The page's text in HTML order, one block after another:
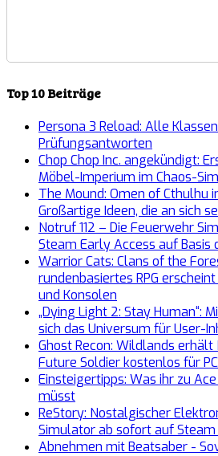
Top 10 Beiträge
Persona 3 Reload: Alle
Prüfungsantworten
Chop Chop Inc. angekündigt:
Möbel-Imperium im Chaos-
The Mound: Omen of Cthulhu
Großartige Ideen, die an sich
Notruf 112 – Die Feuerwehr
Steam Early Access auf Basis
Warrior Cats: Clans of the
rundenbasiertes RPG
und Konsolen
„Dying Light 2: Stay Human“:
sich das Universum für User-
Ghost Recon: Wildlands
Future Soldier kostenlos für PC
Einsteigertipps: Was ihr zu
müsst
ReStory: Nostalgischer
Simulator ab sofort auf
Abnehmen mit Beatsaber -